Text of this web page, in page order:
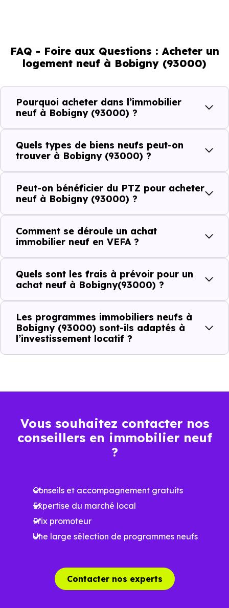
qui renseigne directement sur la demande locative locale
et les typologies de biens les plus recherchées.
commerces, 72 professions médicales et 54
établissements scolaires. Des équipements du quotidien
qui constituent autant d'arguments concrets pour habiter
ou investir dans la commune.
Combien coûte un logement à Bobigny
(93000) ?
C'est souvent la première question. Voici les repères de
prix à connaître pour un achat immobilier à Bobigny
(93000) :
minimum
moyen
maximum
3 114 €
Ces prix varient selon la localisation dans la commune, la
d'explorer et de filtrer l'ensemble des programmes
disponibles à Bobigny (93000) selon votre budget.
Le parc résidentiel de Bobigny (93000) se compose de 81
Avec 25.9 % de propriétaires et [[PourcentageLocataires]
FAQ - Foire aux Questions : Acheter un
logement neuf à Bobigny (93000)
Pourquoi acheter dans l’immobilier
neuf à Bobigny (93000) ?
Quels types de biens neufs peut-on
trouver à Bobigny (93000) ?
Peut-on bénéficier du PTZ pour acheter
neuf à Bobigny (93000) ?
Comment se déroule un achat
immobilier neuf en VEFA ?
Quels sont les frais à prévoir pour un
achat neuf à Bobigny(93000) ?
Les programmes immobiliers neufs à
Bobigny (93000) sont-ils adaptés à
l’investissement locatif ?
Vous souhaitez contacter nos
conseillers en immobilier neuf
?
Conseils et accompagnement gratuits
Expertise du marché local
Prix promoteur
Une large sélection de programmes neufs
Contacter nos experts